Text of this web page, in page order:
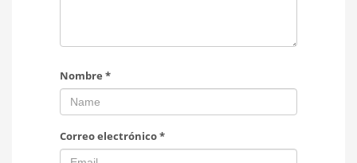
Nombre *
Correo electrónico*